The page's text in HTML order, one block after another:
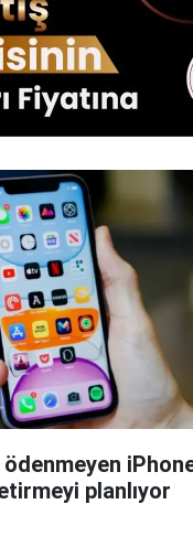
planlıyor